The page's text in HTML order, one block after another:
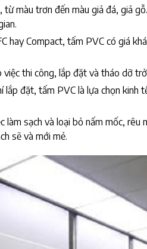
màu trơn đến màu giả đá, giả
hay Compact, tấm PVC có giá
thi công, lắp đặt và tháo dỡ
đặt, tấm PVC là lựa chọn kinh
sạch và loại bỏ nấm mốc, rêu
sẽ và mới mẻ.